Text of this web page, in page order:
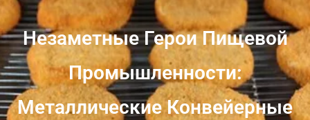
Незаметные Герои Пищевой
Промышленности:
Металлические Конвейерные